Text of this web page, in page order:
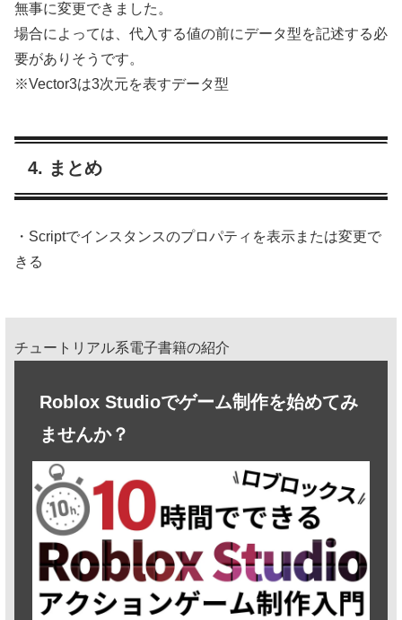
無事に変更できました。
場合によっては、代入する値の前にデータ型を記述する必
要がありそうです。
※Vector3は3次元を表すデータ型
4. まとめ
・Scriptでインスタンスのプロパティを表示または変更で
きる
チュートリアル系電子書籍の紹介
Roblox Studioでゲーム制作を始めてみ
ませんか？